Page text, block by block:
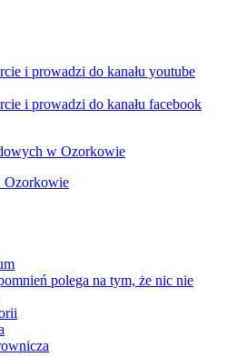
Ozorkowie
polega na tym, że nic nie